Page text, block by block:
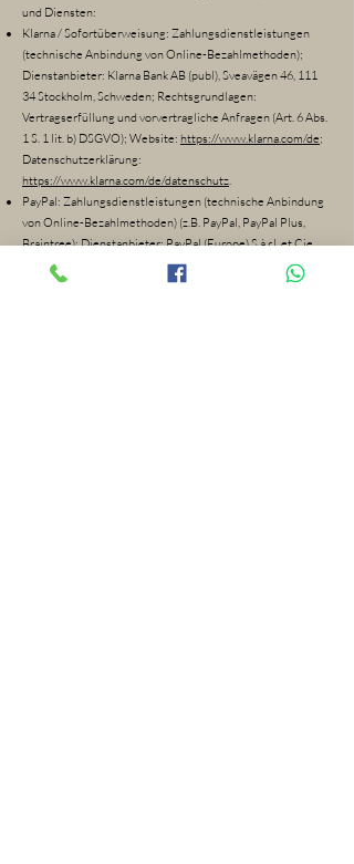
und Diensten:
Klarna / Sofortüberweisung: Zahlungsdienstleistungen
(technische Anbindung von Online-Bezahlmethoden);
Dienstanbieter: Klarna Bank AB (publ), Sveavägen 46, 111
34 Stockholm, Schweden; Rechtsgrundlagen:
Vertragserfüllung und vorvertragliche Anfragen (Art. 6 Abs.
1 S. 1 lit. b) DSGVO); Website: https://www.klarna.com/de;
Datenschutzerklärung:
https://www.klarna.com/de/datenschutz.
PayPal: Zahlungsdienstleistungen (technische Anbindung
von Online-Bezahlmethoden) (z.B. PayPal, PayPal Plus,
Braintree); Dienstanbieter: PayPal (Europe) S.à r.l. et Cie,
S.C.A., 22-24 Boulevard Royal, L-2449 Luxembourg;
Rechtsgrundlagen: Vertragserfüllung und vorvertragliche